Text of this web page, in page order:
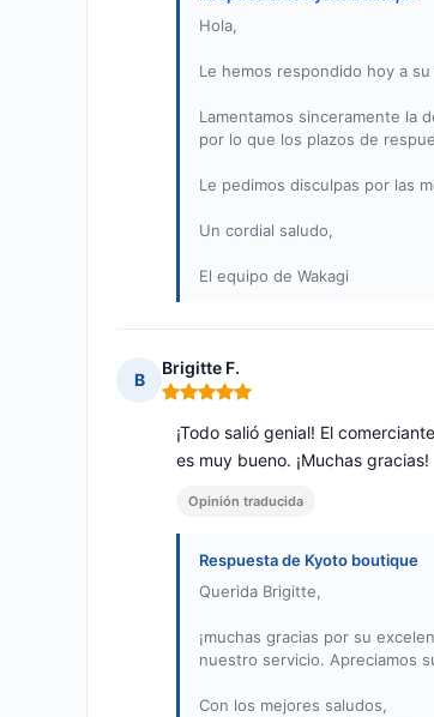
Hola,
Le hemos respondido hoy a
Lamentamos sinceramente la
por lo que los plazos de
Le pedimos disculpas por las
Un cordial saludo,
El equipo de Wakagi
B
Brigitte F.
Nota: 5 de 5
¡Todo salió genial! El
es muy bueno. ¡Muchas gracias!
Opinión traducida
Respuesta de Kyoto boutique
Querida Brigitte,
¡muchas gracias por su
nuestro servicio. Apreciamos
Con los mejores saludos,